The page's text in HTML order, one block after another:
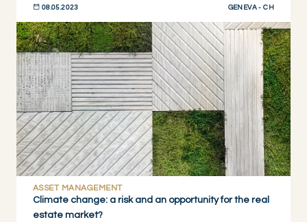
08.05.2023 GENEVA - CH
DESCUBRIR AHORA
ASSET MANAGEMENT
Climate change: a risk and an opportunity for the real
estate market?